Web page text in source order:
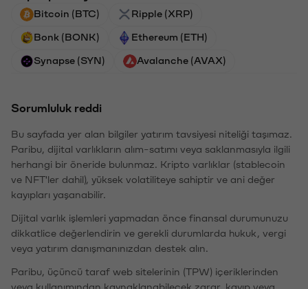
Bitcoin (BTC) Ripple (XRP)
Bonk (BONK) Ethereum (ETH)
Synapse (SYN) Avalanche (AVAX)
Sorumluluk reddi
Bu sayfada yer alan bilgiler yatırım tavsiyesi niteliği taşımaz.
Paribu, dijital varlıkların alım-satımı veya saklanmasıyla ilgili
herhangi bir öneride bulunmaz. Kripto varlıklar (stablecoin
ve NFT'ler dahil), yüksek volatiliteye sahiptir ve ani değer
kayıpları yaşanabilir.
Dijital varlık işlemleri yapmadan önce finansal durumunuzu
dikkatlice değerlendirin ve gerekli durumlarda hukuk, vergi
veya yatırım danışmanınızdan destek alın.
Paribu, üçüncü taraf web sitelerinin (TPW) içeriklerinden
veya kullanımından kaynaklanabilecek zarar, kayıp veya